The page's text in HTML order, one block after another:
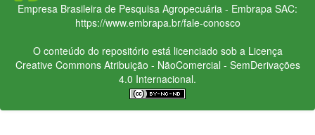
Empresa Brasileira de Pesquisa Agropecuária - Embrapa SAC:
https://www.embrapa.br/fale-conosco
O conteúdo do repositório está licenciado sob a Licença
Creative CommonsAtribuição - NãoComercial - SemDerivações
4.0 Internacional.